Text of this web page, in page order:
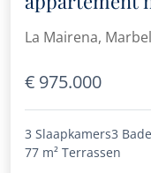
op zee in La
La Mairena,
€ 975.000
3 Slaapkamers3
77 m² Terrassen